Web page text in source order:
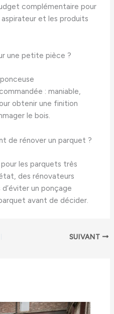
complémentaire pour
aspirateur et les produits
une petite pièce ?
: maniable,
obtenir une finition
le bois.
de rénover un parquet ?
les parquets très
des rénovateurs
un ponçage
avant de décider.
SUIVANT